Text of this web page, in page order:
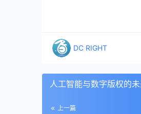
DC RIGHT
人工智能与数字版权的
上一篇